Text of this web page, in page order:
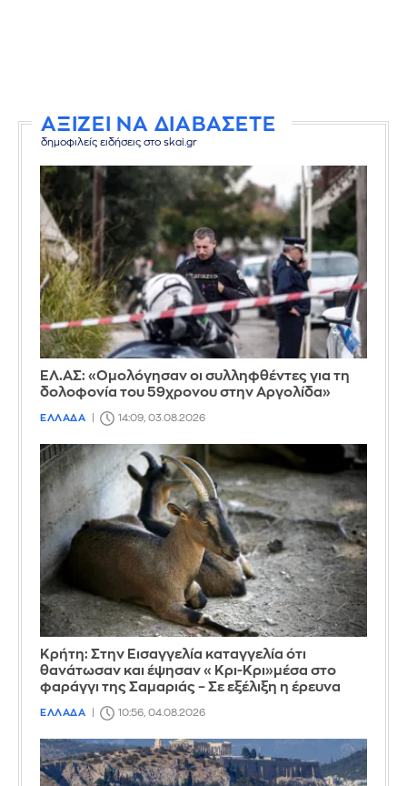
ΑΞΙΖΕΙ ΝΑ ΔΙΑΒΑΣΕΤΕ
δημοφιλείς ειδήσεις στο skai.gr
ΕΛ.ΑΣ: «Ομολόγησαν οι συλληφθέντες για τη
δολοφονία του 59χρονου στην Αργολίδα»
ΕΛΛΑΔΑ 14:09, 03.08.2026
Κρήτη: Στην Εισαγγελία καταγγελία ότι
θανάτωσαν και έψησαν «Κρι-Κρι»μέσα στο
φαράγγι της Σαμαριάς – Σε εξέλιξη η έρευνα
ΕΛΛΑΔΑ 10:56, 04.08.2026